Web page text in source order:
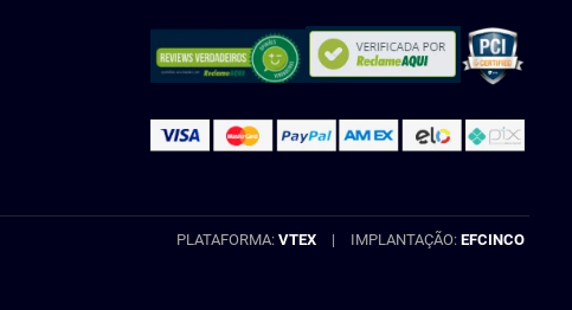
PLATAFORMA: VTEX | IMPLANTAÇÃO: EFCINCO